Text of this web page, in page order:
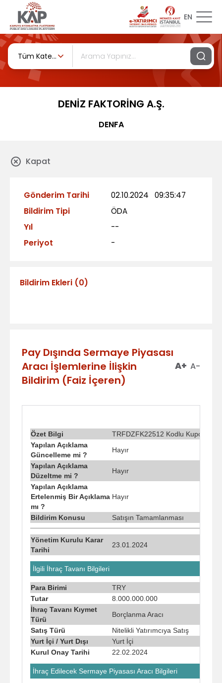
EN
Tüm Kategoriler
DENİZ FAKTORİNG A.Ş.
DENFA
Kapat
Gönderim Tarihi 02.10.2024 09:35:47
Bildirim Tipi ÖDA
Yıl --
Periyot -
Bildirim Ekleri (0)
Pay Dışında Sermaye Piyasası
Aracı İşlemlerine İlişkin
Bildirim (Faiz İçeren)
A+ A-
Özet Bilgi
TRFDZFK22512 Kodlu Kuponlu
Yapılan Açıklama
Güncelleme mi ?
Hayır
Yapılan Açıklama
Düzeltme mi ?
Hayır
Yapılan Açıklama
Ertelenmiş Bir Açıklama
mı ?
Hayır
Bildirim Konusu Satışın Tamamlanması
Yönetim Kurulu Karar
Tarihi
23.01.2024
İlgili İhraç Tavanı Bilgileri
Para Birimi
TRY
Tutar
8.000.000.000
İhraç Tavanı Kıymet
Türü
Borçlanma Aracı
Satış Türü
Nitelikli Yatırımcıya Satış
Yurt İçi / Yurt Dışı
Yurt İçi
Kurul Onay Tarihi
22.02.2024
İhraç Edilecek Sermaye Piyasası Aracı Bilgileri